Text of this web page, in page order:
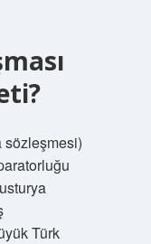
sözleşmesi)
Türk